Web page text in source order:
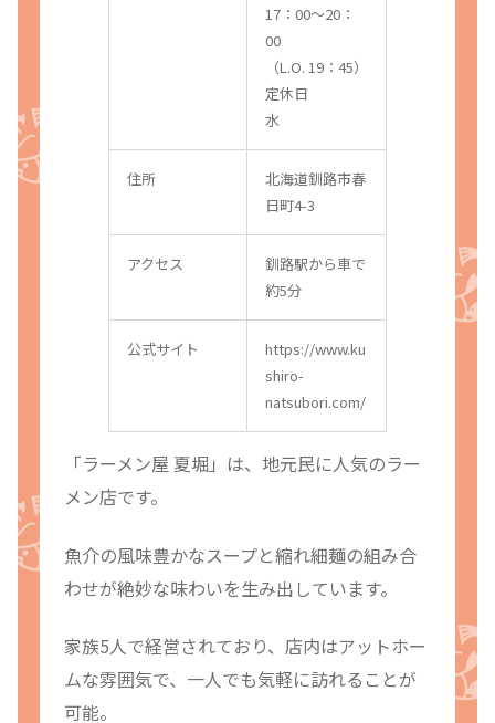
17：00〜20：
00
（L.O. 19：45）
定休日
水
住所
北海道釧路市春
日町4-3
アクセス
釧路駅から車で
約5分
公式サイト
https://www.ku
shiro-
natsubori.com/
「ラーメン屋 夏堀」は、地元民に人気のラー
メン店です。
魚介の風味豊かなスープと縮れ細麺の組み合
わせが絶妙な味わいを生み出しています。
家族5人で経営されており、店内はアットホー
ムな雰囲気で、一人でも気軽に訪れることが
可能。